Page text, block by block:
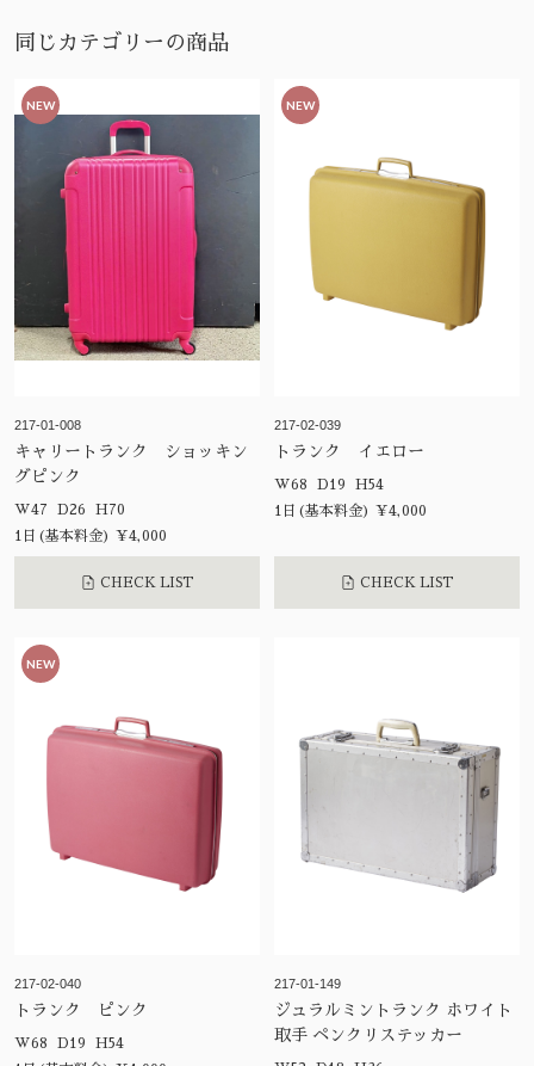
同じカテゴリーの商品
NEW
217-01-008
キャリートランク ショッキン
グピンク
W47 D26 H70
1日(基本料金) ¥4,000
CHECK LIST
NEW
217-02-039
トランク イエロー
W68 D19 H54
1日(基本料金) ¥4,000
CHECK LIST
NEW
217-02-040
トランク ピンク
W68 D19 H54
217-01-149
ジュラルミントランク ホワイト
取手 ペンクリステッカー